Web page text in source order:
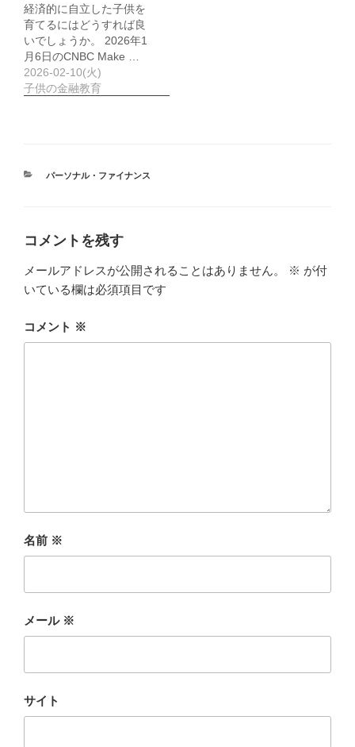
経済的に自立した子供を
育てるにはどうすれば良
いでしょうか。 2026年1
月6日のCNBC Make …
2026-02-10(火)
子供の金融教育
カ
パーソナル・ファイナンス
コメントを残す
メールアドレスが公開されることはありません。 ※ が付
いている欄は必須項目です
コメント ※
名前 ※
メール ※
サイト